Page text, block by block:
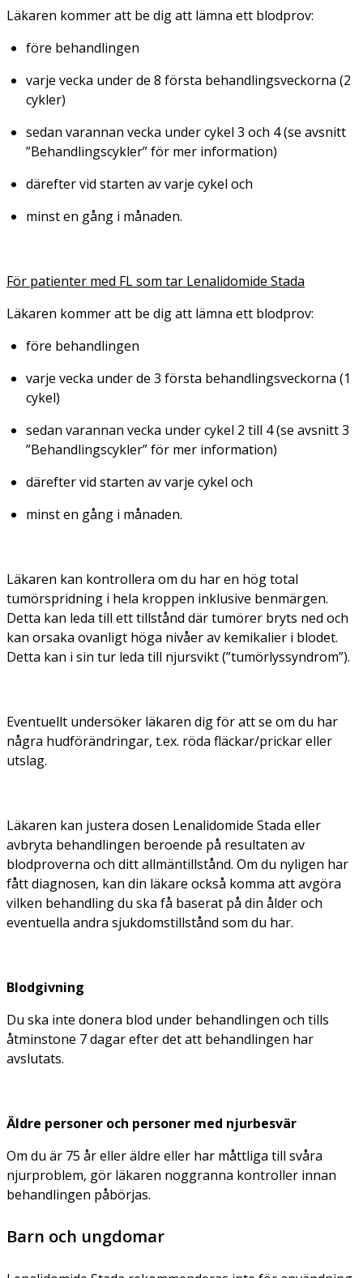
Läkaren kommer att be dig att lämna ett blodprov:
före behandlingen
varje vecka under de 8 första behandlingsveckorna (2
cykler)
sedan varannan vecka under cykel 3 och 4 (se avsnitt
”Behandlingscykler” för mer information)
därefter vid starten av varje cykel och
minst en gång i månaden.
För patienter med FL som tar Lenalidomide Stada
Läkaren kommer att be dig att lämna ett blodprov:
före behandlingen
varje vecka under de 3 första behandlingsveckorna (1
cykel)
sedan varannan vecka under cykel 2 till 4 (se avsnitt 3
”Behandlingscykler” för mer information)
därefter vid starten av varje cykel och
minst en gång i månaden.
Läkaren kan kontrollera om du har en hög total
tumörspridning i hela kroppen inklusive benmärgen.
Detta kan leda till ett tillstånd där tumörer bryts ned och
kan orsaka ovanligt höga nivåer av kemikalier i blodet.
Detta kan i sin tur leda till njursvikt (”tumörlyssyndrom”).
Eventuellt undersöker läkaren dig för att se om du har
några hudförändringar, t.ex. röda fläckar/prickar eller
utslag.
Läkaren kan justera dosen Lenalidomide Stada eller
avbryta behandlingen beroende på resultaten av
blodproverna och ditt allmäntillstånd. Om du nyligen har
fått diagnosen, kan din läkare också komma att avgöra
vilken behandling du ska få baserat på din ålder och
eventuella andra sjukdomstillstånd som du har.
Blodgivning
Du ska inte donera blod under behandlingen och tills
åtminstone 7 dagar efter det att behandlingen har
avslutats.
Äldre personer och personer med njurbesvär
Om du är 75 år eller äldre eller har måttliga till svåra
njurproblem, gör läkaren noggranna kontroller innan
behandlingen påbörjas.
Barn och ungdomar